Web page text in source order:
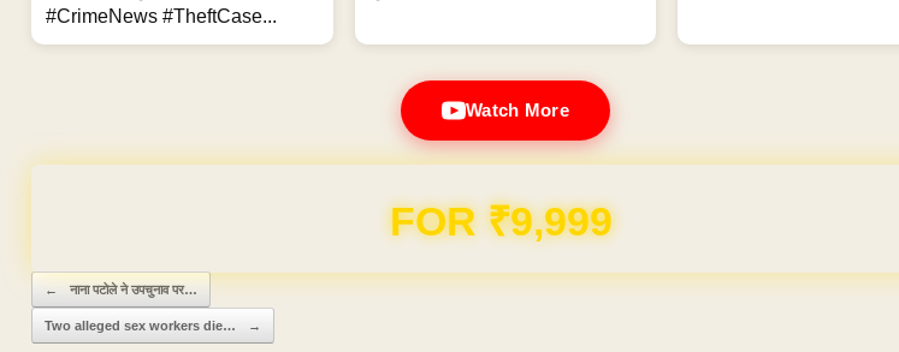
#CrimeNews #TheftCase...
Watch More
Domain & Hosting FREE for 1 Year
Post navigation
← नाना पटोले ने उपचुनाव पर…
Two alleged sex workers die… →